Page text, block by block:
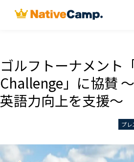
ゴルフトーナメント
Challenge」に協賛
英語力向上を支援～
プレ